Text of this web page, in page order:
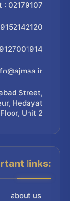
: 02179107
Street,
Hedayat
Unit 2
links:
about us